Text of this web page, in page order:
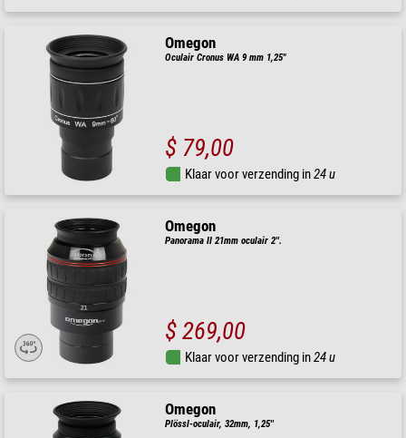
Omegon
Oculair Cronus WA 9 mm 1,25"
$ 79,00
Klaar voor verzending in24 u
Omegon
Panorama II 21mm oculair 2''.
$ 269,00
Klaar voor verzending in24 u
Omegon
Plössl-oculair, 32mm, 1,25''